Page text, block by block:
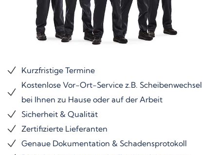
Kurzfristige Termine
Kostenlose Vor-Ort-Service z.B. Scheibenwechsel
bei Ihnen zu Hause oder auf der Arbeit
Sicherheit & Qualität
Zertifizierte Lieferanten
Genaue Dokumentation & Schadensprotokoll